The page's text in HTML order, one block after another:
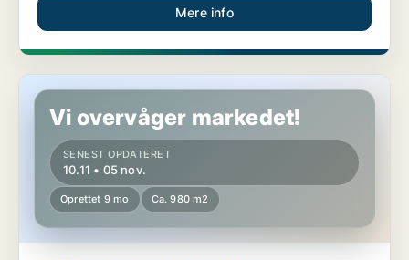
Mere info
Kontorejendom i Langeskov
Vi overvåger markedet!
SENEST OPDATERET
10.11 • 05 nov.
Oprettet 9 mo Ca. 980 m2